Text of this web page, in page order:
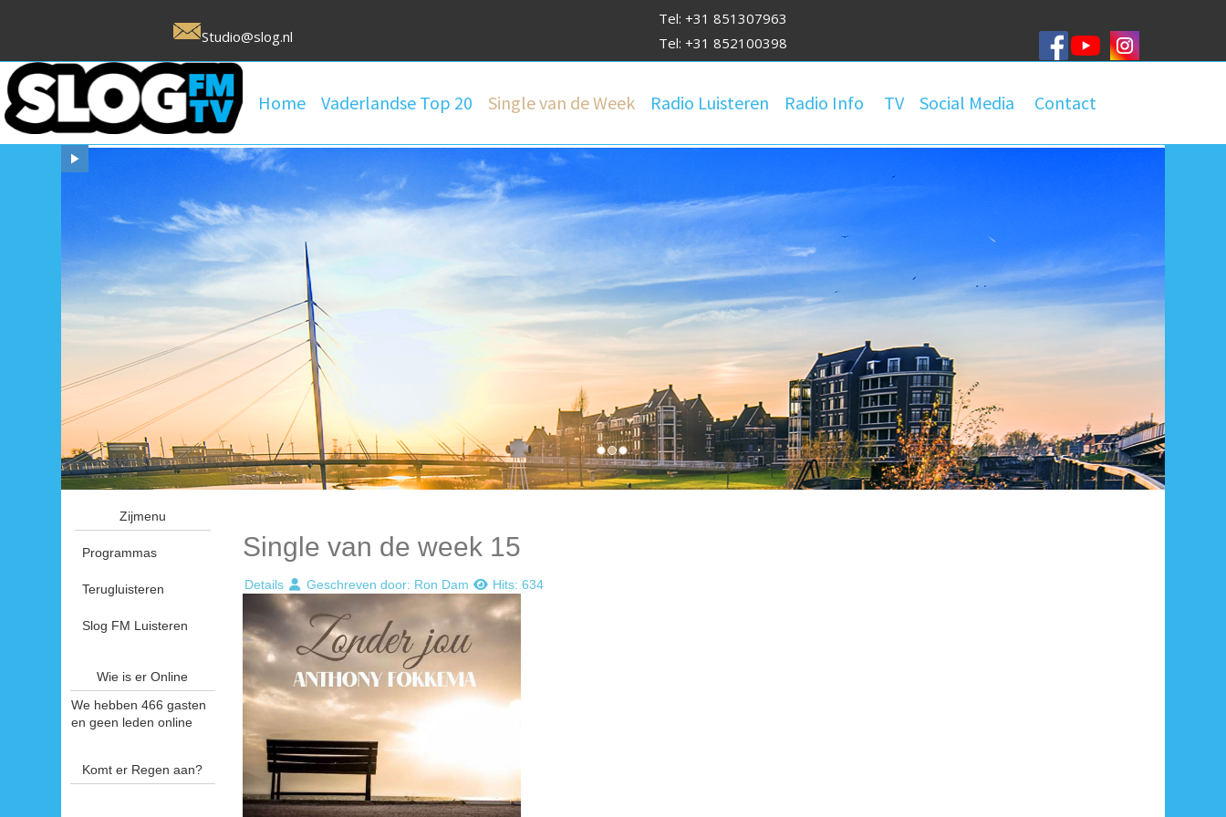
Studio@slog.nl
Tel: +31 851307963
Tel: +31 852100398
Home Vaderlandse Top 20 Single van de Week Radio Luisteren Radio Info TV Social Media Contact
Uw Lokale Omroep
Zijmenu
Programmas
Terugluisteren
Slog FM Luisteren
Wie is er Online
We hebben 466 gasten
en geen leden online
Komt er Regen aan?
Single van de week 15
Details Geschreven door: Ron Dam Hits: 634